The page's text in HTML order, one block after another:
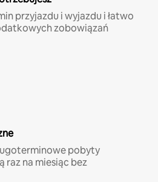
przyjazdu i wyjazdu i łatwo
zobowiązań
pobyty
raz na miesiąc bez